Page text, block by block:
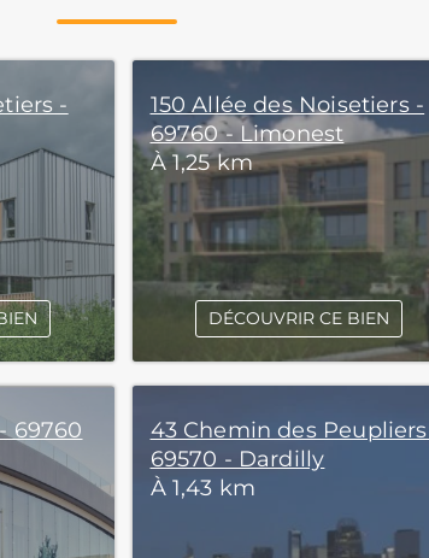
-
150 Allée des Noisetiers -
69760 - Limonest
À 1,25 km
DÉCOUVRIR CE BIEN
69760
43 Chemin des
69570 - Dardilly
À 1,43 km